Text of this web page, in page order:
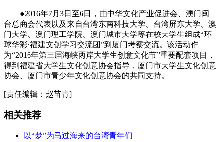
●2016年7月3日至6日，由中华文化产业促进会、澳门闽
台总商会代表以及来自台湾东南科技大学、台湾屏东大学、澳
门大学、澳门理工学院、澳门城市大学等在校大学生组成“环
球华彩·福建文创学习交流团”到厦门考察交流。该活动作
为“2016年第三届海峡两岸大学生创意文化节”重要配套项目，
得到福建省大学生文化创意协会指导，厦门市大学生文化创意
协会、厦门市青少年文化创意协会的共同支持。
[责任编辑：赵苗青]
相关推荐
以“梦”为马过海来的台湾青年们